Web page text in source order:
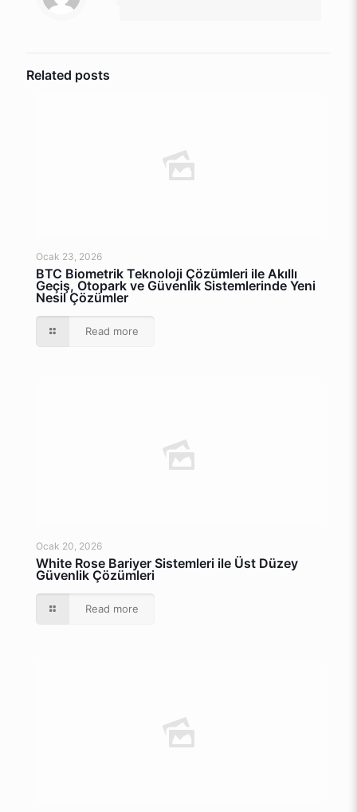
Related posts
Ocak 23, 2026
BTC Biometrik Teknoloji Çözümleri ile Akıllı
Geçiş, Otopark ve Güvenlik Sistemlerinde Yeni
Nesil Çözümler
Read more
Ocak 20, 2026
White Rose Bariyer Sistemleri ile Üst Düzey
Güvenlik Çözümleri
Read more